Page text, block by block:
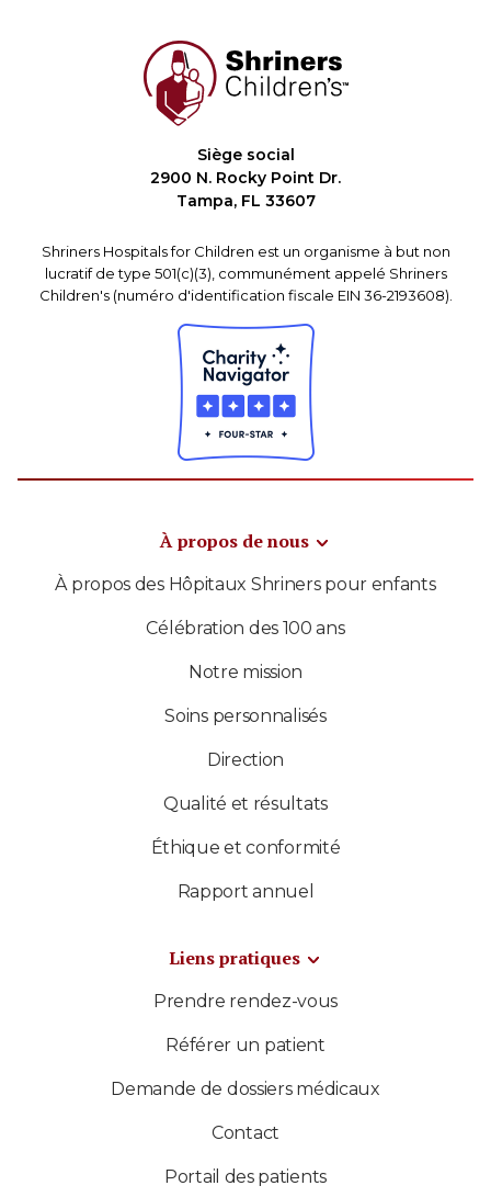
Siège social
2900 N. Rocky Point Dr.
Tampa, FL 33607
Shriners Hospitals for Children est un organisme à but non
lucratif de type 501(c)(3), communément appelé Shriners
Children's (numéro d'identification fiscale EIN 36-2193608).
À propos de nous
À propos des Hôpitaux Shriners pour enfants
Célébration des 100 ans
Notre mission
Soins personnalisés
Direction
Qualité et résultats
Éthique et conformité
Rapport annuel
Liens pratiques
Prendre rendez-vous
Référer un patient
Demande de dossiers médicaux
Contact
Portail des patients